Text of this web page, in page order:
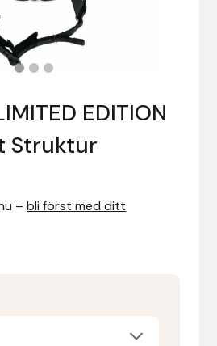
EDITION
Struktur
–bli först med ditt
mm
mm